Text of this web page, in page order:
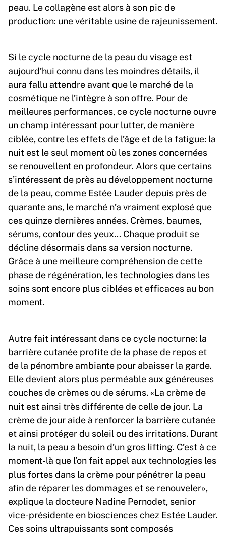
peau. Le collagène est alors à son pic de
production: une véritable usine de rajeunissement.
Si le cycle nocturne de la peau du visage est
aujourd’hui connu dans les moindres détails, il
aura fallu attendre avant que le marché de la
cosmétique ne l’intègre à son offre. Pour de
meilleures performances, ce cycle nocturne ouvre
un champ intéressant pour lutter, de manière
ciblée, contre les effets de l’âge et de la fatigue: la
nuit est le seul moment où les zones concernées
se renouvellent en profondeur. Alors que certains
s’intéressent de près au développement nocturne
de la peau, comme Estée Lauder depuis près de
quarante ans, le marché n’a vraiment explosé que
ces quinze dernières années. Crèmes, baumes,
sérums, contour des yeux… Chaque produit se
décline désormais dans sa version nocturne.
Grâce à une meilleure compréhension de cette
phase de régénération, les technologies dans les
soins sont encore plus ciblées et efficaces au bon
moment.
Autre fait intéressant dans ce cycle nocturne: la
barrière cutanée profite de la phase de repos et
de la pénombre ambiante pour abaisser la garde.
Elle devient alors plus perméable aux généreuses
couches de crèmes ou de sérums. «La crème de
nuit est ainsi très différente de celle de jour. La
crème de jour aide à renforcer la barrière cutanée
et ainsi protéger du soleil ou des irritations. Durant
la nuit, la peau a besoin d’un gros lifting. C’est à ce
moment-là que l’on fait appel aux technologies les
plus fortes dans la crème pour pénétrer la peau
afin de réparer les dommages et se renouveler»,
explique la docteure Nadine Pernodet, senior
vice-présidente en biosciences chez Estée Lauder.
Ces soins ultrapuissants sont composés